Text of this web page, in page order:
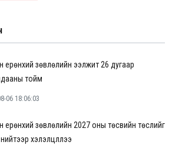
ерөнхий зөвлөлийн ээлжит 26 дугаар
тойм
06 18:06:03
ерөнхий зөвлөлийн 2027 оны төсвийн төслийг
хэлэлцүүллээ